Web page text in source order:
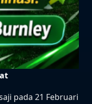
pada 21 Februari